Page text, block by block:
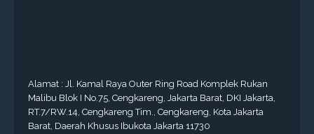
Alamat : Jl. Kamal Raya Outer Ring Road Komplek Rukan
Malibu Blok I No.75, Cengkareng, Jakarta Barat, DKI Jakarta,
RT.7/RW.14, Cengkareng Tim., Cengkareng, Kota Jakarta
Barat, Daerah Khusus Ibukota Jakarta 11730